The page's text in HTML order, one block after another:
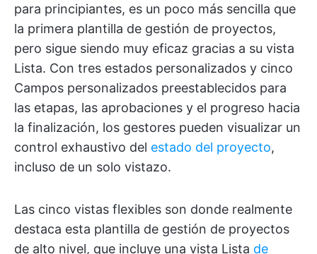
para principiantes, es un poco más sencilla que
la primera plantilla de gestión de proyectos,
pero sigue siendo muy eficaz gracias a su vista
Lista. Con tres estados personalizados y cinco
Campos personalizados preestablecidos para
las etapas, las aprobaciones y el progreso hacia
la finalización, los gestores pueden visualizar un
control exhaustivo del estado del proyecto,
incluso de un solo vistazo.
Las cinco vistas flexibles son donde realmente
destaca esta plantilla de gestión de proyectos
de alto nivel, que incluye una vista Lista de